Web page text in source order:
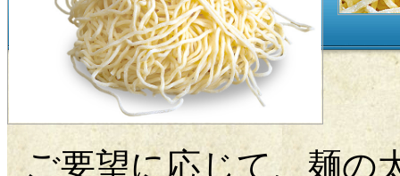
ご要望に応じて、麺の